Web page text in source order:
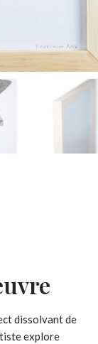
dissolvant de
explore